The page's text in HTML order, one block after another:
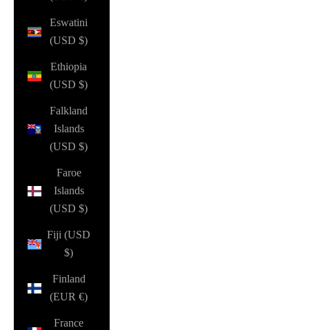
Eswatini
(USD $)
Ethiopia
(USD $)
Falkland
Islands
(USD $)
Faroe
Islands
(USD $)
Fiji (USD
$)
Finland
(EUR €)
France